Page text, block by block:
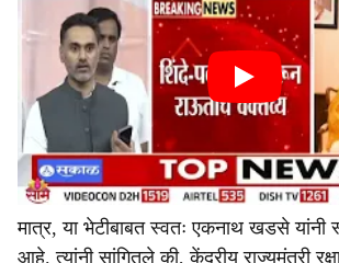
मात्र, या भेटीबाबत स्वतः एकनाथ खडसे यांनी
आहे. त्यांनी सांगितले की, केंद्रीय राज्यमंत्री